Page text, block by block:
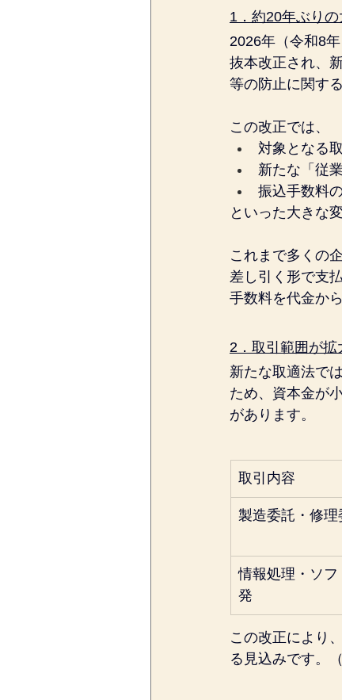
1．約20年ぶり
2026年（令和8
抜本改正され、
等の防止に関す
この改正では、
対象となる
新たな「従
振込手数料
といった大きな
これまで多くの
差し引く形で支
手数料を代金か
2．取引範囲が
新たな取適法で
ため、資本金が
があります。
取引内容
製造委託・修理
情報処理・ソフ
発
この改正により
る見込みです。